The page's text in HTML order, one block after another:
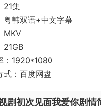
21集
粤韩双语+中文字幕
MKV
21GB
：1920*1080
式：百度网盘
剧初次见面我爱你剧情